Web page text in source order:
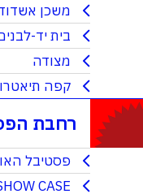
משכן
בית יד-
מצודה
קפה
רחבת
פסטיבל
CASE